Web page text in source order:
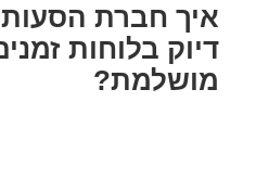
איך חברת
דיוק בלוחות
מושלמת?